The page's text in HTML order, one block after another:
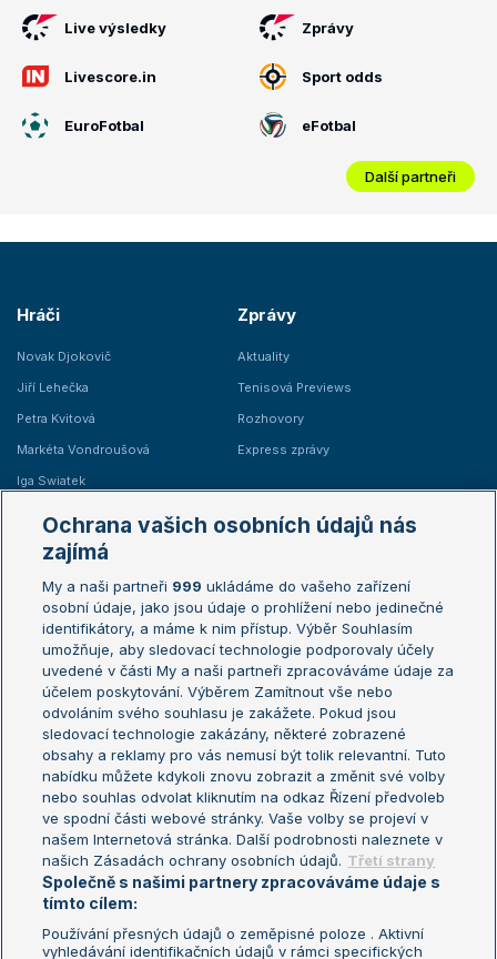
Live výsledky Zprávy
Livescore.in Sport odds
EuroFotbal eFotbal
Další partneři
Hráči
Novak Djokovič
Jiří Lehečka
Petra Kvitová
Markéta Vondroušová
Iga Swiatek
Zprávy
Aktuality
Tenisová Previews
Rozhovory
Express zprávy
Žebříčky
Žebříček ATP (muži)
Žebříček WTA (ženy)
Sázkařský žebříček
Australian Open
French Open
Wimbledon
US Open
Turnaj mistrů
Turnaj mistryň
Aktualní trendy
Fotbalové přestupy
Livesport Daily
LS Prague Open
Ochrana vašich osobních údajů nás
zajímá
My a naši partneři 999 ukládáme do vašeho zařízení
osobní údaje, jako jsou údaje o prohlížení nebo jedinečné
identifikátory, a máme k nim přístup. Výběr Souhlasím
umožňuje, aby sledovací technologie podporovaly účely
uvedené v části My a naši partneři zpracováváme údaje za
účelem poskytování. Výběrem Zamítnout vše nebo
odvoláním svého souhlasu je zakážete. Pokud jsou
sledovací technologie zakázány, některé zobrazené
obsahy a reklamy pro vás nemusí být tolik relevantní. Tuto
nabídku můžete kdykoli znovu zobrazit a změnit své volby
nebo souhlas odvolat kliknutím na odkaz Řízení předvoleb
ve spodní části webové stránky. Vaše volby se projeví v
našem Internetová stránka. Další podrobnosti naleznete v
našich Zásadách ochrany osobních údajů. Třetí strany
Společně s našimi partnery zpracováváme údaje s
tímto cílem:
Používání přesných údajů o zeměpisné poloze . Aktivní
vyhledávání identifikačních údajů v rámci specifických